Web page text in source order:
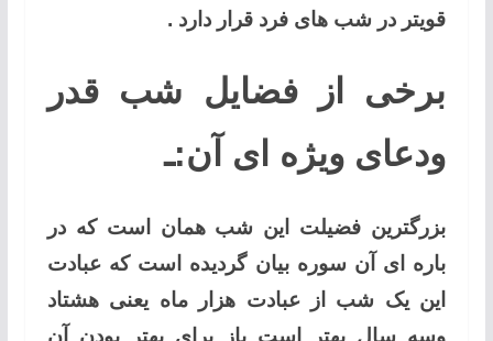
قویتر در شب های فرد قرار دارد .
برخی از فضایل شب قدر
ودعای ویژه ای آن:ـ
بزرگترین فضیلت این شب همان است که در
باره ای آن سوره بیان گردیده است که عبادت
این یک شب از عبادت هزار ماه یعنی هشتاد
وسه سال بهتر است باز برای بهتر بودن آن